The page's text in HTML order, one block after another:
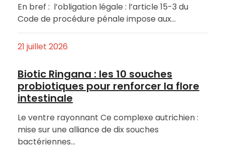
En bref : l’obligation légale : l’article 15-3 du
Code de procédure pénale impose aux…
21 juillet 2026
Biotic Ringana : les 10 souches
probiotiques pour renforcer la flore
intestinale
Le ventre rayonnant Ce complexe autrichien :
mise sur une alliance de dix souches
bactériennes…